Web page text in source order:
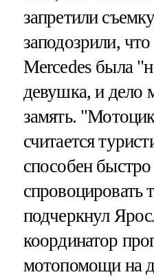
запретили
заподозрили,
Mercedes была
девушка, и дело
замять.
считается
способен быстро
спровоцировать
подчеркнул
координатор
мотопомощи на